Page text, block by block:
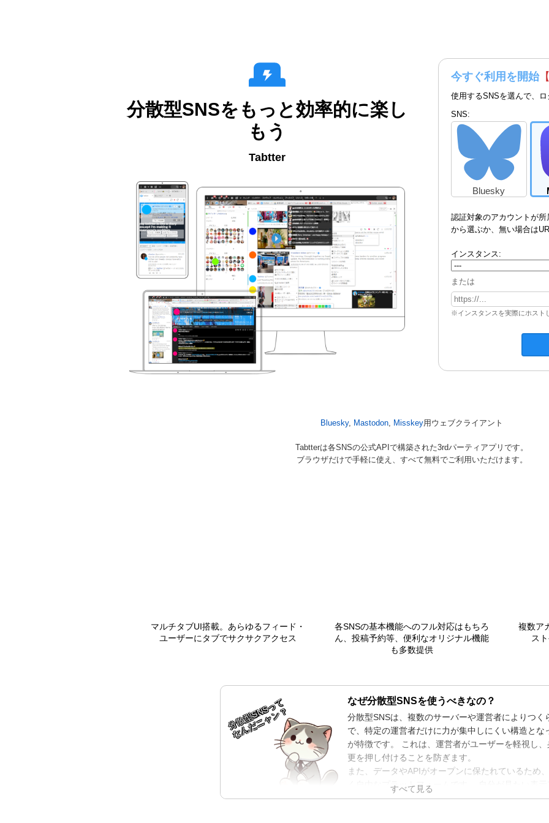
分散型SNSをもっと効率的に楽し
もう
Tabtter
今すぐ利用を開始
使用するSNSを選んで、ロ
SNS:
Bluesky
認証対象のアカウントが
から選ぶか、無い場合は
インスタンス:
または
※インスタンスを実際にホスト
Bluesky, Mastodon, Misskey用ウェブクライアント
Tabtterは各SNSの公式APIで構築された3rdパーティアプリです。
ブラウザだけで手軽に使え、すべて無料でご利用いただけます。
マルチタブUI搭載。あらゆるフィード・
ユーザーにタブでサクサクアクセス
各SNSの基本機能へのフル対応はもちろ
ん、投稿予約等、便利なオリジナル機能
も多数提供
複数ア
ス
分散型SNSって
なんだニャン？
なぜ分散型SNSを使うべきなの？
分散型SNSは、複数のサーバーや運営者によりつく
で、特定の運営者だけに力が集中しにくい構造とな
が特徴です。 これは、運営者がユーザーを軽視し
更を押し付けることを防ぎます。
また、データやAPIがオープンに保たれているため
く自由なプラットフォームです。 自分が見たい表示
ムを選択でき、自分の用途にあったクライアントで
すべて見る